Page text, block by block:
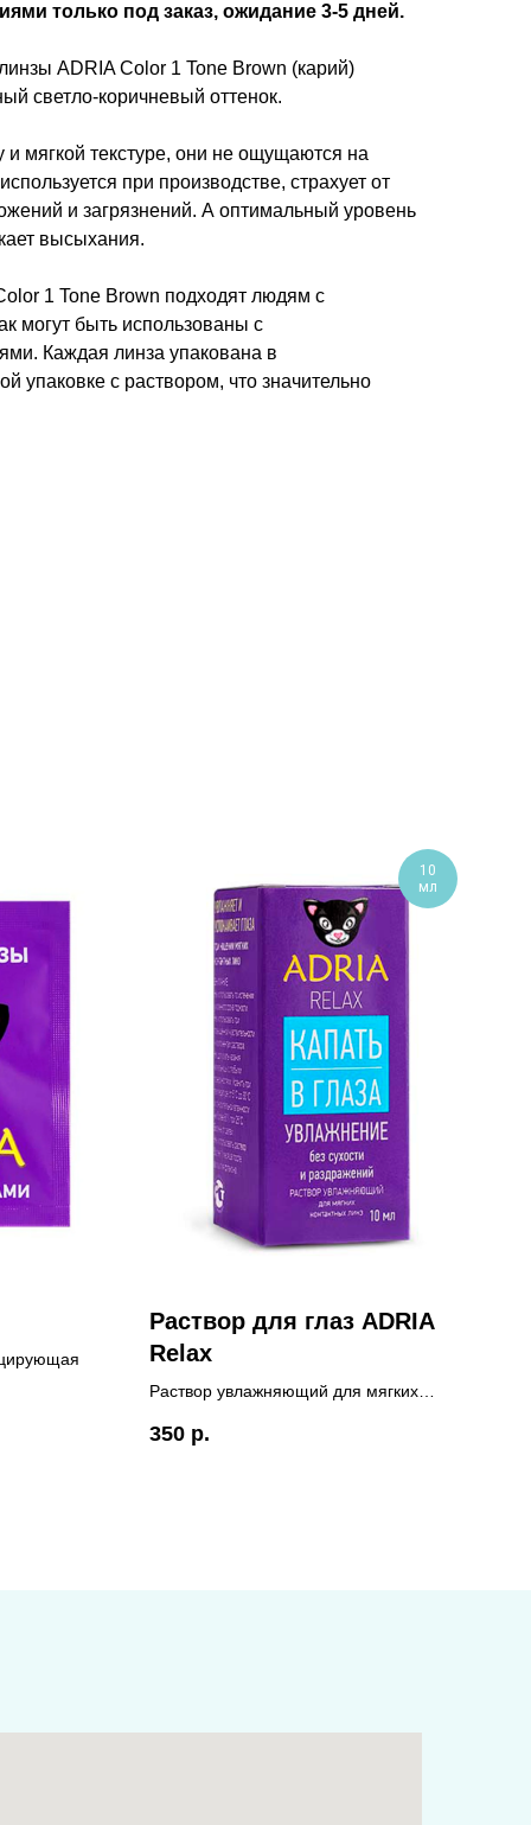
только под заказ, ожидание 3-5 дней.
ADRIA Color 1 Tone Brown (карий)
светло-коричневый оттенок.
и мягкой текстуре, они не ощущаются на
при производстве, страхует от
и загрязнений. А оптимальный уровень
высыхания.
1 Tone Brown подходят людям с
могут быть использованы с
Каждая линза упакована в
упаковке с раствором, что значительно
10
мл
Раствор для глаз ADRIA
Relax
Раствор увлажняющий для мягких
сухости и раздражений. Страна-
350 р.